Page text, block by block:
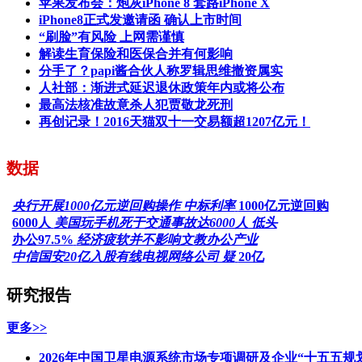
苹果发布会：炮灰iPhone 8 套路iPhone X
iPhone8正式发邀请函 确认上市时间
“刷脸”有风险 上网需谨慎
解读生育保险和医保合并有何影响
分手了？papi酱合伙人称罗辑思维撤资属实
人社部：渐进式延迟退休政策年内或将公布
最高法核准故意杀人犯贾敬龙死刑
再创记录！2016天猫双十一交易额超1207亿元！
数据
央行开展1000亿元逆回购操作 中标利率 1000亿元逆回购
6000人 美国玩手机死于交通事故达6000人 低头
办公97.5% 经济疲软并不影响文教办公产业
中信国安20亿入股有线电视网络公司 疑 20亿
研究报告
更多>>
2026年中国卫星电源系统市场专项调研及企业“十五五规